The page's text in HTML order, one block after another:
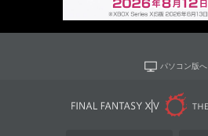
パソコン版へ